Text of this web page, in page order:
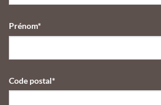
collection
2026
Prénom*
Code postal*